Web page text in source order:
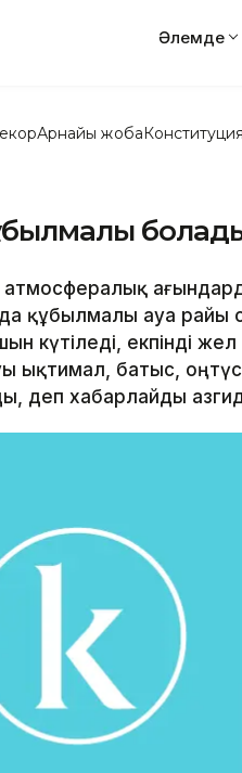
Әлемде
Арнайы жоба
құбылмалы ауа райы
күтіледі, екпінді жел
ықтимал, батыс,
деп хабарлайды